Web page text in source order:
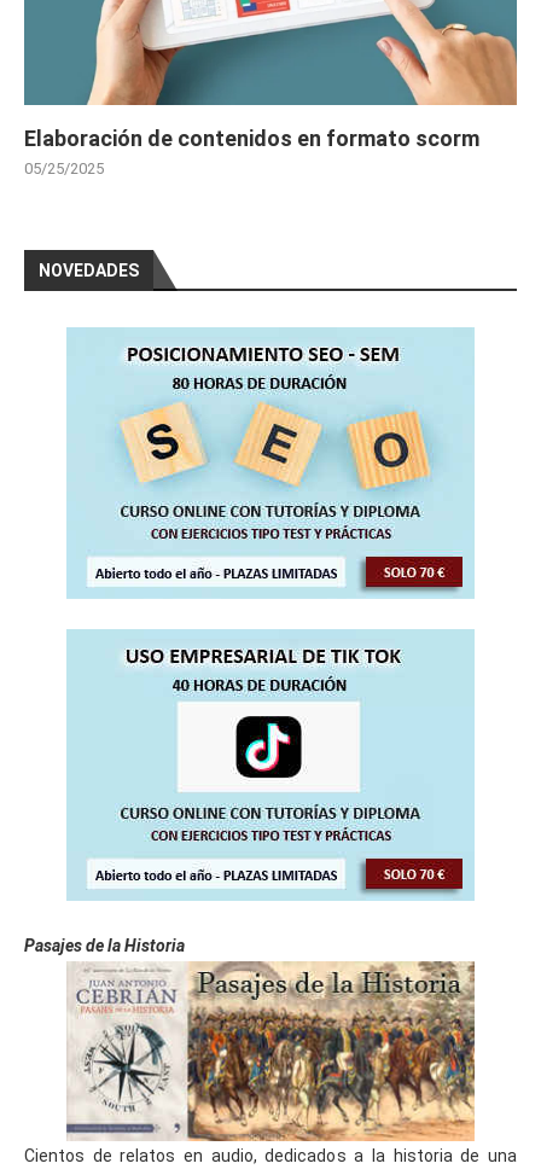
Elaboración de contenidos en formato scorm
05/25/2025
NOVEDADES
Pasajes de la Historia
Cientos de relatos en audio, dedicados a la historia de una